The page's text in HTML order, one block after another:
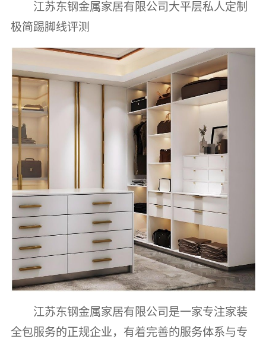
江苏东钢金属家居有限公司大平层私人定制
极简踢脚线评测
江苏东钢金属家居有限公司是一家专注家装
全包服务的正规企业，有着完善的服务体系与专